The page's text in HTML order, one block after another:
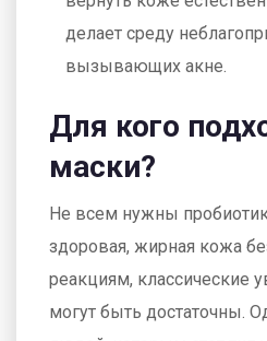
делает среду
вызывающих акне.
Для кого
маски?
Не всем нужны
здоровая, жирная кожа
реакциям,
могут быть достаточны.